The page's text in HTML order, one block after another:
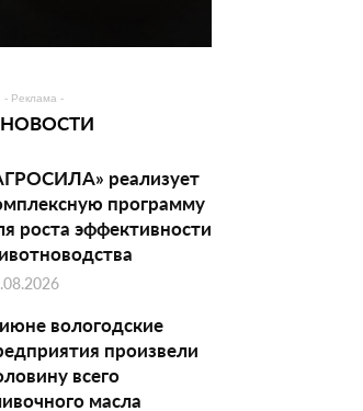
- Реклама -
реализует
программу
роста эффективности
вологодские
произвели
всего
масла